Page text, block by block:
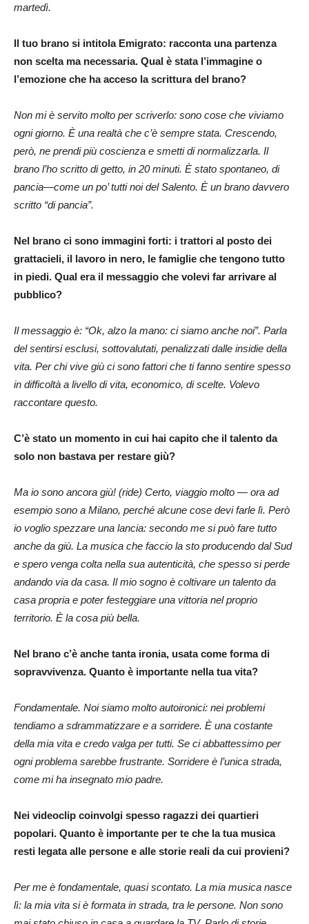
martedì.
Il tuo brano si intitola Emigrato: racconta una partenza
non scelta ma necessaria. Qual è stata l’immagine o
l’emozione che ha acceso la scrittura del brano?
Non mi è servito molto per scriverlo: sono cose che viviamo
ogni giorno. È una realtà che c’è sempre stata. Crescendo,
però, ne prendi più coscienza e smetti di normalizzarla. Il
brano l’ho scritto di getto, in 20 minuti. È stato spontaneo, di
pancia—come un po’ tutti noi del Salento. È un brano davvero
scritto “di pancia”.
Nel brano ci sono immagini forti: i trattori al posto dei
grattacieli, il lavoro in nero, le famiglie che tengono tutto
in piedi. Qual era il messaggio che volevi far arrivare al
pubblico?
Il messaggio è: “Ok, alzo la mano: ci siamo anche noi”. Parla
del sentirsi esclusi, sottovalutati, penalizzati dalle insidie della
vita. Per chi vive giù ci sono fattori che ti fanno sentire spesso
in difficoltà a livello di vita, economico, di scelte. Volevo
raccontare questo.
C’è stato un momento in cui hai capito che il talento da
solo non bastava per restare giù?
Ma io sono ancora giù! (ride) Certo, viaggio molto — ora ad
esempio sono a Milano, perché alcune cose devi farle lì. Però
io voglio spezzare una lancia: secondo me si può fare tutto
anche da giù. La musica che faccio la sto producendo dal Sud
e spero venga colta nella sua autenticità, che spesso si perde
andando via da casa. Il mio sogno è coltivare un talento da
casa propria e poter festeggiare una vittoria nel proprio
territorio. È la cosa più bella.
Nel brano c’è anche tanta ironia, usata come forma di
sopravvivenza. Quanto è importante nella tua vita?
Fondamentale. Noi siamo molto autoironici: nei problemi
tendiamo a sdrammatizzare e a sorridere. È una costante
della mia vita e credo valga per tutti. Se ci abbattessimo per
ogni problema sarebbe frustrante. Sorridere è l’unica strada,
come mi ha insegnato mio padre.
Nei videoclip coinvolgi spesso ragazzi dei quartieri
popolari. Quanto è importante per te che la tua musica
resti legata alle persone e alle storie reali da cui provieni?
Per me è fondamentale, quasi scontato. La mia musica nasce
lì: la mia vita si è formata in strada, tra le persone. Non sono